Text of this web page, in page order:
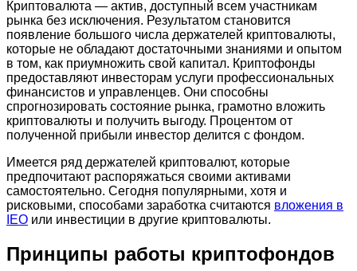
Криптовалюта — актив, доступный всем участникам
рынка без исключения. Результатом становится
появление большого числа держателей криптовалюты,
которые не обладают достаточными знаниями и опытом
в том, как приумножить свой капитал. Криптофонды
предоставляют инвесторам услуги профессиональных
финансистов и управленцев. Они способны
спрогнозировать состояние рынка, грамотно вложить
криптовалюты и получить выгоду. Процентом от
полученной прибыли инвестор делится с фондом.
Имеется ряд держателей криптовалют, которые
предпочитают распоряжаться своими активами
самостоятельно. Сегодня популярными, хотя и
рисковыми, способами заработка считаются вложения в
IEO или инвестиции в другие криптовалюты.
Принципы работы криптофондов